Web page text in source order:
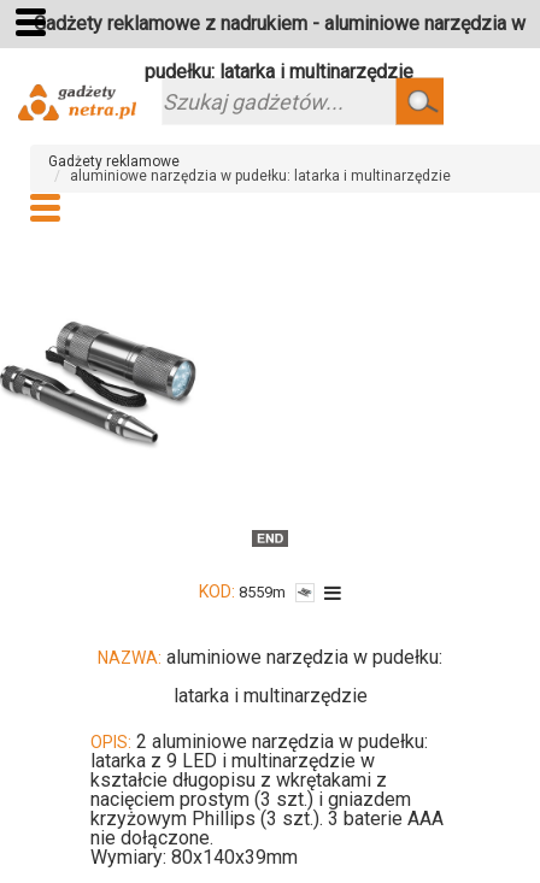
Gadżety reklamowe z nadrukiem - aluminiowe narzędzia w
pudełku: latarka i multinarzędzie
Szukaj
Gadżety reklamowe
aluminiowe narzędzia w pudełku: latarka i multinarzędzie
KOD: 8559m
NAZWA: aluminiowe narzędzia w pudełku:
latarka i multinarzędzie
OPIS: 2 aluminiowe narzędzia w pudełku:
latarka z 9 LED i multinarzędzie w
kształcie długopisu z wkrętakami z
nacięciem prostym (3 szt.) i gniazdem
krzyżowym Phillips (3 szt.). 3 baterie AAA
nie dołączone.
Wymiary: 80x140x39mm